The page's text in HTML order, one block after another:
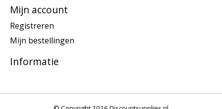
Mijn account
Registreren
Mijn bestellingen
Informatie